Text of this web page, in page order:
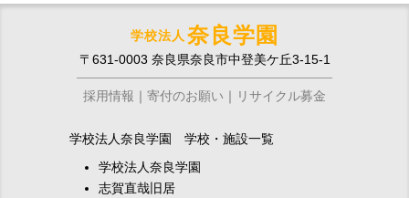
学校法人 奈良学園
〒631-0003 奈良県奈良市中登美ケ丘3-15-1
採用情報 寄付のお願い リサイクル募金
学校法人奈良学園 学校・施設一覧
学校法人奈良学園
志賀直哉旧居